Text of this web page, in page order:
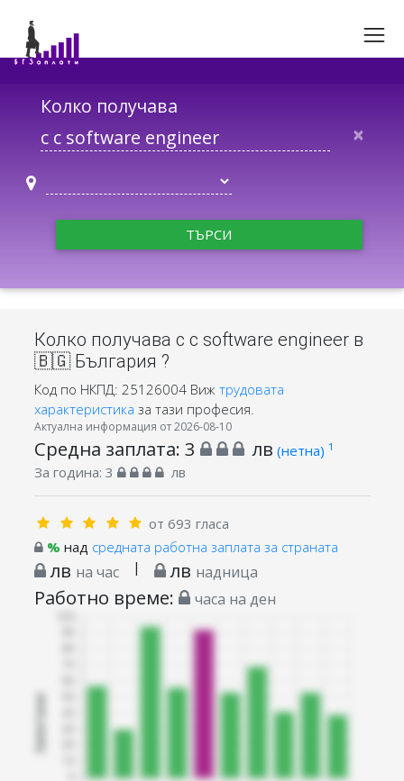
Колко получава
×
ТЪРСИ
Колко получава c c software engineer в
🇧🇬 България ?
Код по НКПД: 25126004Виж трудовата
характеристика за тази професия.
Актуална информация от 2026-08-10
Средна заплата: 3 лв (нетна) 1
За година: 3 лв
от 693 гласа
% над средната работна заплата за страната
лв на час | лв надница
Работно време: часа на ден